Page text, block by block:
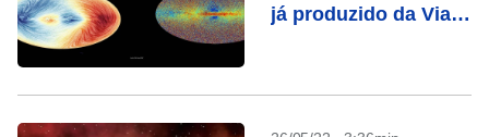
já produzido da Via